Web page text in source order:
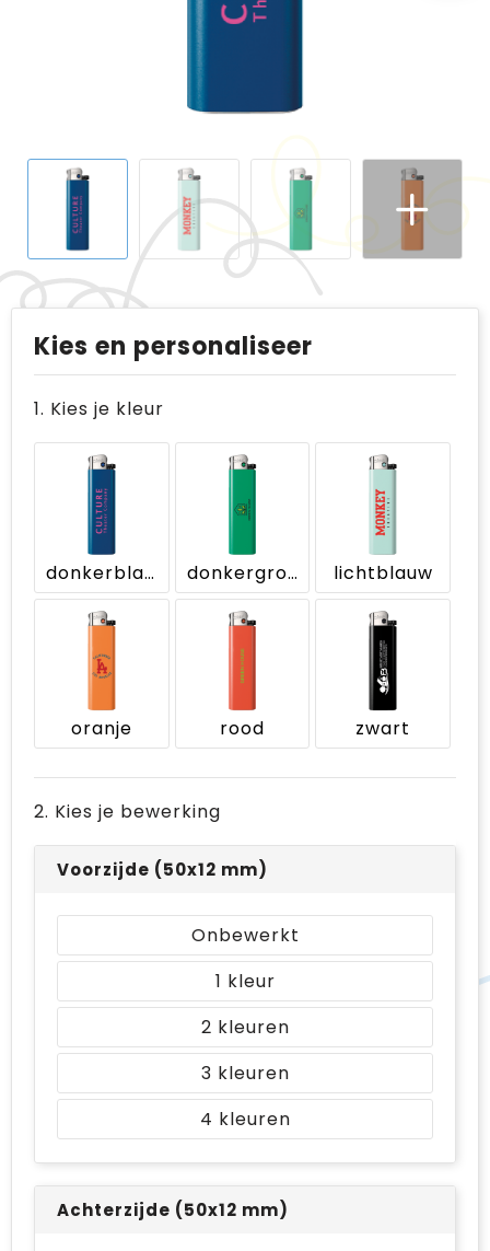
Kies en personaliseer
1. Kies je kleur
donkerblauw donkergroen lichtblauw
oranje rood zwart
2. Kies je bewerking
Voorzijde (50x12 mm)
Onbewerkt
1
2
3
4
Achterzijde (50x12 mm)